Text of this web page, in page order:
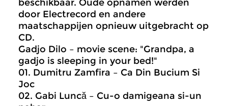
beschikbaar. Oude opnamen werden
door Electrecord en andere
maatschappijen opnieuw uitgebracht op
CD.
Gadjo Dilo – movie scene: "Grandpa, a
gadjo is sleeping in your bed!"
01. Dumitru Zamfira – Ca Din Bucium Si
Joc
02. Gabi Luncă – Cu-o damigeana si-un